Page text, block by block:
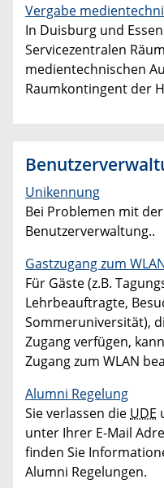
Vergabe
In Duisburg und
Servicezentralen
medientechnischen
Raumkontingent der
Unikennung
Bei Problemen mit
Benutzerverwaltung..
Gastzugang zum
Für Gäste (z.B.
Lehrbeauftragte,
Sommeruniversität),
Zugang verfügen,
Zugang zum WLAN
Alumni Regelung
Sie verlassen die UDE
unter Ihrer E-Mail
finden Sie
Alumni Regelungen.